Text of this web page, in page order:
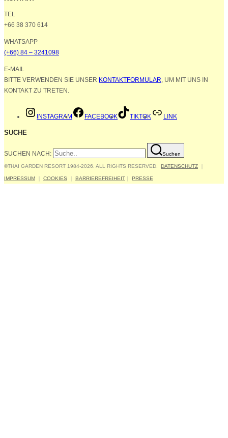
TEL
+66 38 370 614
WHATSAPP
(+66) 84 – 3241098
E-MAIL
BITTE VERWENDEN SIE UNSER KONTAKTFORMULAR, UM MIT UNS IN
KONTAKT ZU TRETEN.
INSTAGRAM FACEBOOK TIKTOK LINK
SUCHE
SUCHEN NACH: Suchen
©THAI GARDEN RESORT 1984-2026. ALL RIGHTS RESERVED. DATENSCHUTZ
IMPRESSUM COOKIES BARRIEREFREIHEIT PRESSE